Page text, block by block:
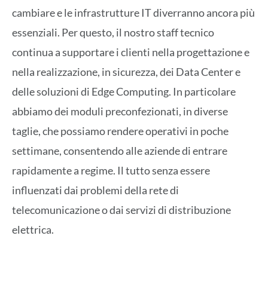
cambiare e le infrastrutture IT diverranno ancora più
essenziali. Per questo, il nostro staff tecnico
continua a supportare i clienti nella progettazione e
nella realizzazione, in sicurezza, dei Data Center e
delle soluzioni di Edge Computing. In particolare
abbiamo dei moduli preconfezionati, in diverse
taglie, che possiamo rendere operativi in poche
settimane, consentendo alle aziende di entrare
rapidamente a regime. Il tutto senza essere
influenzati dai problemi della rete di
telecomunicazione o dai servizi di distribuzione
elettrica.